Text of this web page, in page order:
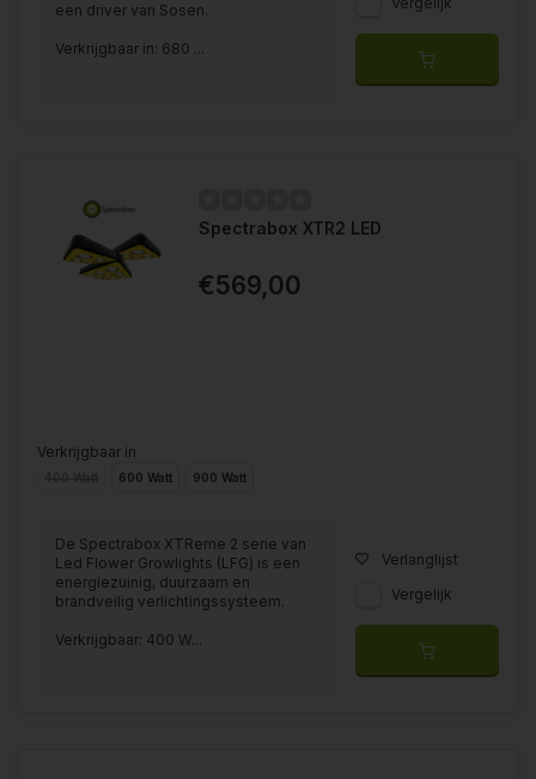
een driver van Sosen.
Verkrijgbaar in: 680 ...
Spectrabox XTR2 LED
€569,00
Verkrijgbaar in
600 Watt 900 Watt
De Spectrabox XTReme 2 serie van
Led Flower Growlights (LFG) is een
energiezuinig, duurzaam en
brandveilig verlichtingssysteem.
Verkrijgbaar: 400 W...
Verlanglijst
Vergelijk